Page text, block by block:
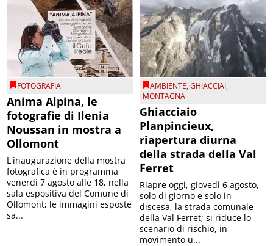
FOTOGRAFIA
Anima Alpina, le
fotografie di Ilenia
Noussan in mostra a
Ollomont
L'inaugurazione della mostra
fotografica è in programma
venerdì 7 agosto alle 18, nella
sala espositiva del Comune di
Ollomont; le immagini esposte
sa...
AMBIENTE,GHIACCIAI,
MONTAGNA
Ghiacciaio
Planpincieux,
riapertura diurna
della strada della Val
Ferret
Riapre oggi, giovedì 6 agosto,
solo di giorno e solo in
discesa, la strada comunale
della Val Ferret; si riduce lo
scenario di rischio, in
movimento u...